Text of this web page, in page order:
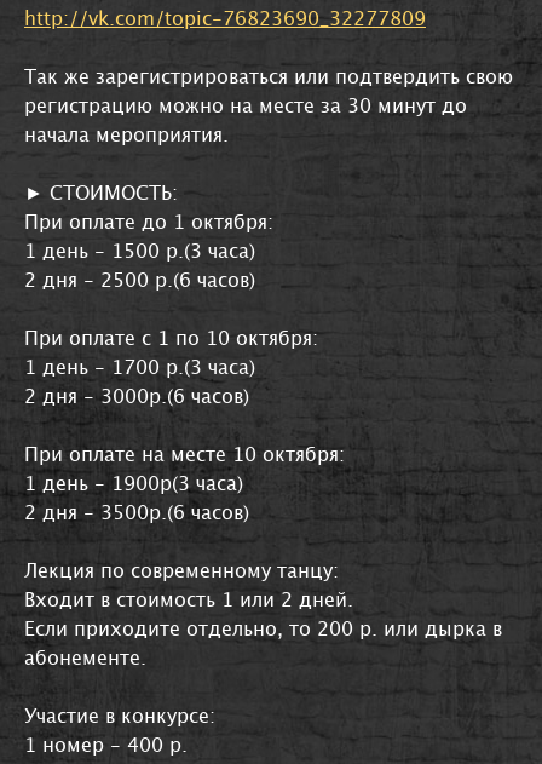
http://vk.com/topic-76823690_32277809
Так же зарегистрироваться или подтвердить свою
регистрацию можно на месте за 30 минут до
начала мероприятия.
► СТОИМОСТЬ:
При оплате до 1 октября:
1 день - 1500 р.(3 часа)
2 дня - 2500 р.(6 часов)
При оплате с 1 по 10 октября:
1 день - 1700 р.(3 часа)
2 дня - 3000р.(6 часов)
При оплате на месте 10 октября:
1 день - 1900р(3 часа)
2 дня - 3500р.(6 часов)
Лекция по современному танцу:
Входит в стоимость 1 или 2 дней.
Если приходите отдельно, то 200 р. или дырка в
абонементе.
Участие в конкурсе:
1 номер - 400 р.